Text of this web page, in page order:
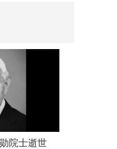
院士逝世